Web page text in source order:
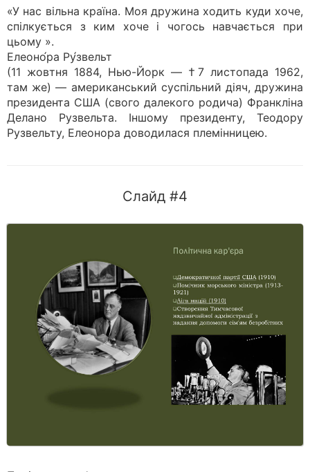
«У нас вільна країна. Моя дружина ходить куди хоче,
спілкується з ким хоче і чогось навчається при
цьому ».
Елеоно́ра Ру́звельт
(11 жовтня 1884, Нью-Йорк — †7 листопада 1962,
там же) — американський суспільний діяч, дружина
президента США (свого далекого родича) Франкліна
Делано Рузвельта. Іншому президенту, Теодору
Рузвельту, Елеонора доводилася племінницею.
Слайд #4